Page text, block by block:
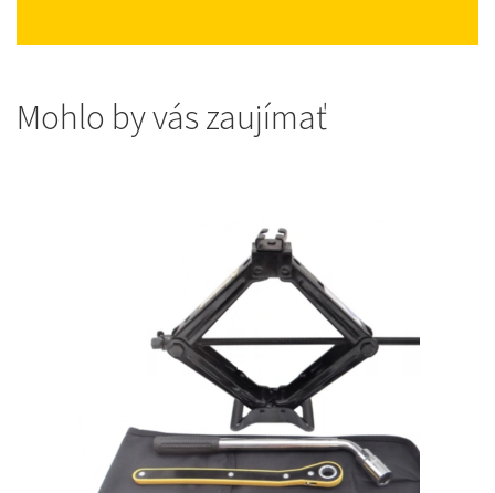
Mohlo by vás zaujímať